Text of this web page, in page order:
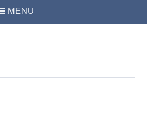
MENU